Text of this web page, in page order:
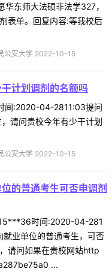
东师大法硕非法学327，
表单。回复内容:等我校后
公安大学 2022-10-15
计划调剂的名额吗
间:2020-04-2811:03提问
请问贵校今年有少干计划
公安大学 2022-10-15
的普通考生可否申调剂
时间:2020-04-281
业单位的普通考生，可否
请问如果在贵校网站http
...